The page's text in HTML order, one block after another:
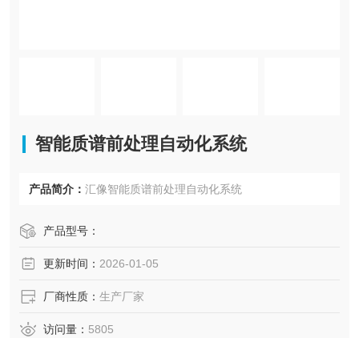
智能质谱前处理自动化系统
产品简介： 汇像智能质谱前处理自动化系统
产品型号：
更新时间： 2026-01-05
厂商性质： 生产厂家
访问量： 5805